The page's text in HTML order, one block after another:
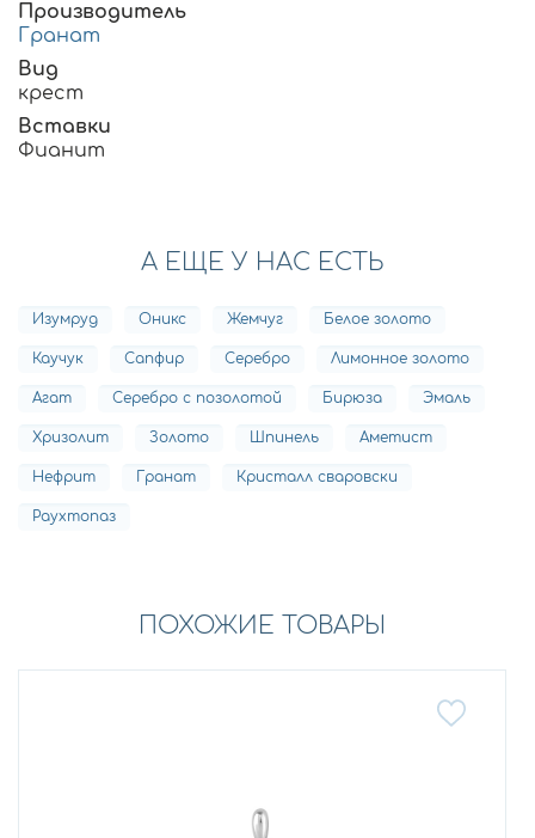
Производитель
Гранат
Вид
крест
Вставки
Фианит
А ЕЩЕ У НАС ЕСТЬ
Изумруд Оникс Жемчуг Белое золото
Каучук Сапфир Серебро Лимонное золото
Агат Серебро с позолотой Бирюза Эмаль
Хризолит Золото Шпинель Аметист
Нефрит Гранат Кристалл сваровски
Раухтопаз
ПОХОЖИЕ ТОВАРЫ